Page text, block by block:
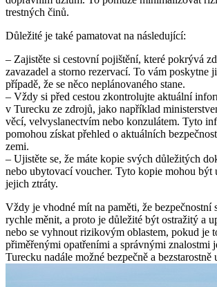
trestných činů.
Důležité je také pamatovat na následující:
– Zajistěte si cestovní pojištění, které pokrývá
zavazadel a storno rezervací. To vám poskytne
případě, že se něco neplánovaného stane.
– Vždy si před cestou zkontrolujte aktuální
v Turecku ze zdrojů, jako například
věcí, velvyslanectvím nebo konzulátem. Tyto
pomohou získat přehled o aktuálních
zemi.
– Ujistěte se, že máte kopie svých důležitých
nebo ubytovací voucher. Tyto kopie mohou být
jejich ztráty.
Vždy je vhodné mít na paměti, že bezpečnostní
rychle měnit, a proto je důležité být ostražitý a
nebo se vyhnout rizikovým oblastem, pokud je
přiměřenými opatřeními a správnými znalostmi
Turecku nadále možné bezpečně a bezstarostně